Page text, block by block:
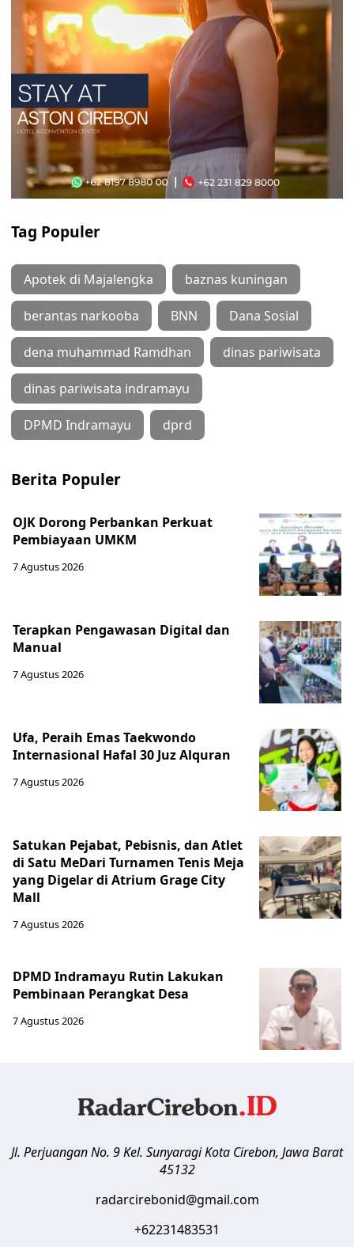
Tag Populer
Apotek di Majalengka baznas kuningan
berantas narkooba BNN Dana Sosial
dena muhammad Ramdhan dinas pariwisata
dinas pariwisata indramayu
DPMD Indramayu dprd
Berita Populer
OJK Dorong Perbankan Perkuat
Pembiayaan UMKM
7 Agustus 2026
Terapkan Pengawasan Digital dan
Manual
7 Agustus 2026
Ufa, Peraih Emas Taekwondo
Internasional Hafal 30 Juz Alquran
7 Agustus 2026
Satukan Pejabat, Pebisnis, dan Atlet
di Satu MeDari Turnamen Tenis Meja
yang Digelar di Atrium Grage City
Mall
7 Agustus 2026
DPMD Indramayu Rutin Lakukan
Pembinaan Perangkat Desa
7 Agustus 2026
Jl. Perjuangan No. 9 Kel. SunyaragiKota Cirebon, Jawa Barat
45132
radarcirebonid@gmail.com
+62231483531